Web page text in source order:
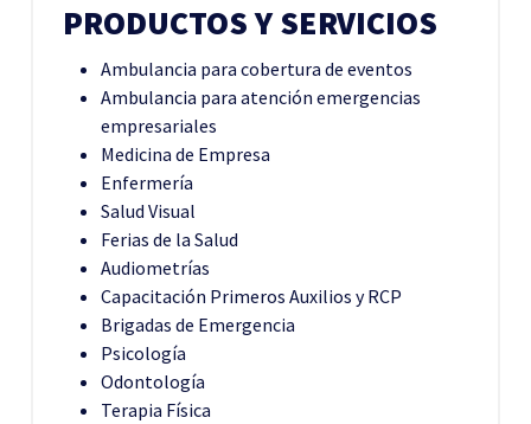
PRODUCTOS Y SERVICIOS
Ambulancia para cobertura de eventos
Ambulancia para atención emergencias
empresariales
Medicina de Empresa
Enfermería
Salud Visual
Ferias de la Salud
Audiometrías
Capacitación Primeros Auxilios y RCP
Brigadas de Emergencia
Psicología
Odontología
Terapia Física